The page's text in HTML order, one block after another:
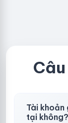
Tài
tại không?